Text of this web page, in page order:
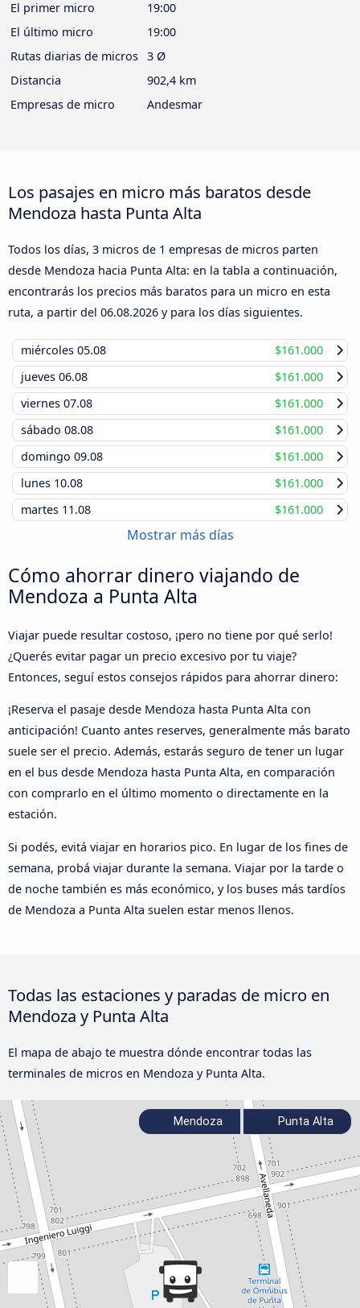
El primer micro
19:00
El último micro
19:00
Rutas diarias de micros 3 Ø
Distancia
902,4 km
Empresas de micro
Andesmar
Los pasajes en micro más baratos desde
Mendoza hasta Punta Alta
Todos los días, 3 micros de 1 empresas de micros parten
desde Mendoza hacia Punta Alta: en la tabla a continuación,
encontrarás los precios más baratos para un micro en esta
ruta, a partir del 06.08.2026 y para los días siguientes.
miércoles 05.08
$161.000
jueves 06.08
$161.000
viernes 07.08
$161.000
sábado 08.08
$161.000
domingo 09.08
$161.000
lunes 10.08
$161.000
martes 11.08 $161.000
Mostrar más días
Cómo ahorrar dinero viajando de
Mendoza a Punta Alta
Viajar puede resultar costoso, ¡pero no tiene por qué serlo!
¿Querés evitar pagar un precio excesivo por tu viaje?
Entonces, seguí estos consejos rápidos para ahorrar dinero:
¡Reserva el pasaje desde Mendoza hasta Punta Alta con
anticipación! Cuanto antes reserves, generalmente más barato
suele ser el precio. Además, estarás seguro de tener un lugar
en el bus desde Mendoza hasta Punta Alta, en comparación
con comprarlo en el último momento o directamente en la
estación.
Si podés, evitá viajar en horarios pico. En lugar de los fines de
semana, probá viajar durante la semana. Viajar por la tarde o
de noche también es más económico, y los buses más tardíos
de Mendoza a Punta Alta suelen estar menos llenos.
Todas las estaciones y paradas de micro en
Mendoza y Punta Alta
El mapa de abajo te muestra dónde encontrar todas las
terminales de micros en Mendoza y Punta Alta.
Mendoza Punta Alta